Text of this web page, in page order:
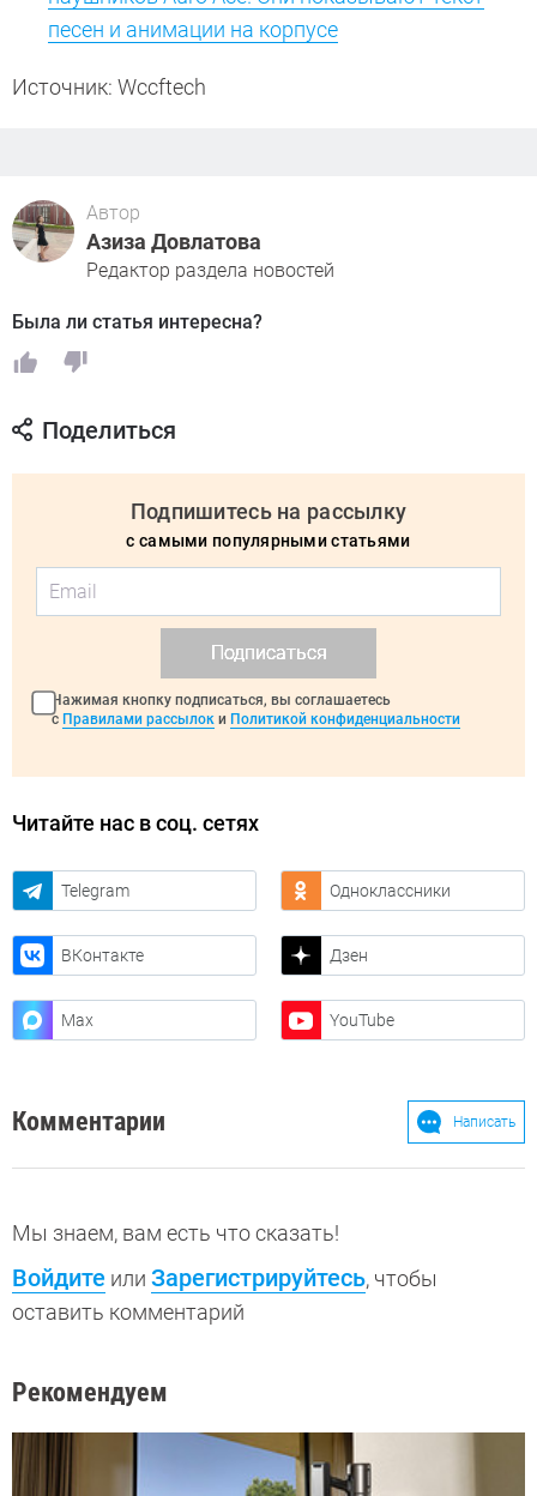
песен и анимации на корпусе
Источник: Wccftech
Автор
Азиза Довлатова
Редактор раздела новостей
Была ли статья интересна?
Поделиться
Подпишитесь на рассылку
с самыми популярными статьями
Подписаться
Нажимая кнопку подписаться, вы соглашаетесь
с Правилами рассылок и Политикой конфиденциальности
Читайте нас в соц. сетях
Telegram Одноклассники
ВКонтакте Дзен
Max YouTube
Комментарии Написать
Мы знаем, вам есть что сказать!
Войдите или Зарегистрируйтесь, чтобы
оставить комментарий
Рекомендуем